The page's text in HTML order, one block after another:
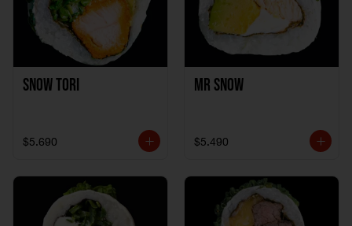
Snow Tori
$5.690
Mr Snow
$5.490